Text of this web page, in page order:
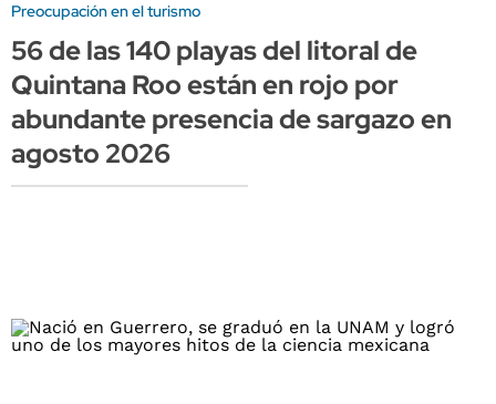
Preocupación en el turismo
56 de las 140 playas del litoral de
Quintana Roo están en rojo por
abundante presencia de sargazo en
agosto 2026